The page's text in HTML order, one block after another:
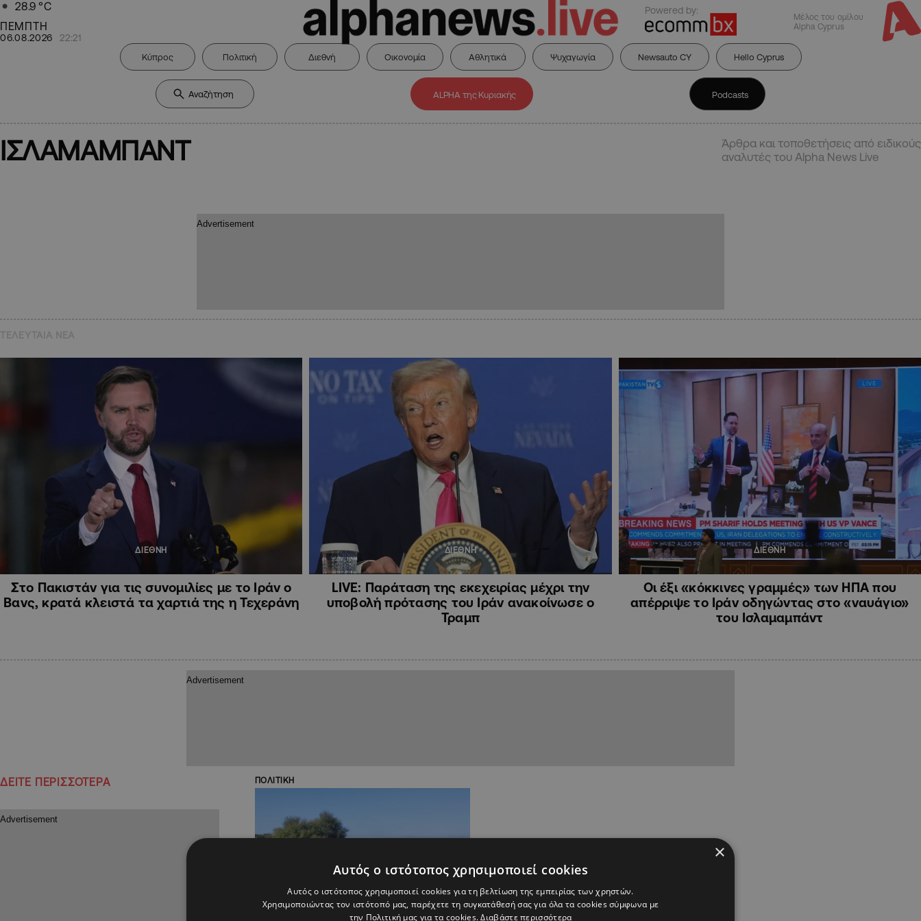
28.9 °C
ΠΕΜΠΤΗ
06.08.2026 22:21
Powered by:
Μέλος του ομίλου
Alpha Cyprus
Κύπρος Πολιτική Διεθνή Οικονομία Αθλητικά Ψυχαγωγία Newsauto CY Hello Cyprus
ALPHA της Κυριακής Podcasts
ΙΣΛΑΜΑΜΠΑΝΤ
Άρθρα και τοποθετήσεις από ειδικούς
αναλυτές του Alpha News Live
ΔΙΕΘΝΗ
Στο Πακιστάν για τις συνομιλίες με το Ιράν ο
Βανς, κρατά κλειστά τα χαρτιά της η Τεχεράνη
ΔΙΕΘΝΗ
LIVE: Παράταση της εκεχειρίας μέχρι την
υποβολή πρότασης του Ιράν ανακοίνωσε ο
Τραμπ
ΔΙΕΘΝΗ
Οι έξι «κόκκινες γραμμές» των ΗΠΑ που
απέρριψε το Ιράν οδηγώντας στο «ναυάγιο»
του Ισλαμαμπάντ
ΔΕΙΤΕ ΠΕΡΙΣΣΟΤΕΡΑ ΠΟΛΙΤΙΚΗ
×
Αυτός ο ιστότοπος χρησιμοποιεί cookies
Αυτός ο ιστότοπος χρησιμοποιεί cookies για τη βελτίωση της εμπειρίας των χρηστών.
Χρησιμοποιώντας τον ιστότοπό μας, παρέχετε τη συγκατάθεσή σας για όλα τα cookies σύμφωνα με
την Πολιτική μας για τα cookies.Διαβάστε περισσότερα